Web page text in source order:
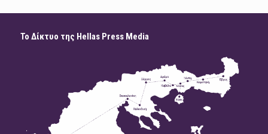
Το Δίκτυο της Hellas Press Media